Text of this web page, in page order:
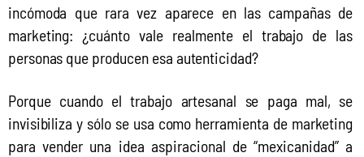
incómoda que rara vez aparece en las campañas de
marketing: ¿cuánto vale realmente el trabajo de las
personas que producen esa autenticidad?
Porque cuando el trabajo artesanal se paga mal, se
invisibiliza y sólo se usa como herramienta de marketing
para vender una idea aspiracional de “mexicanidad” a